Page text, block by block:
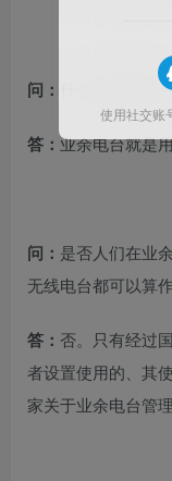
问： 什么是业余电
答： 业余电台就是
问： 是否人们在业
无线电台都可以算
答： 否。只有经过
者设置使用的、其
家关于业余电台管
使用社交账